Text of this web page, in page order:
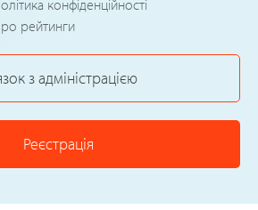
конфіденційності
рейтинги
з адміністрацією
Реєстрація